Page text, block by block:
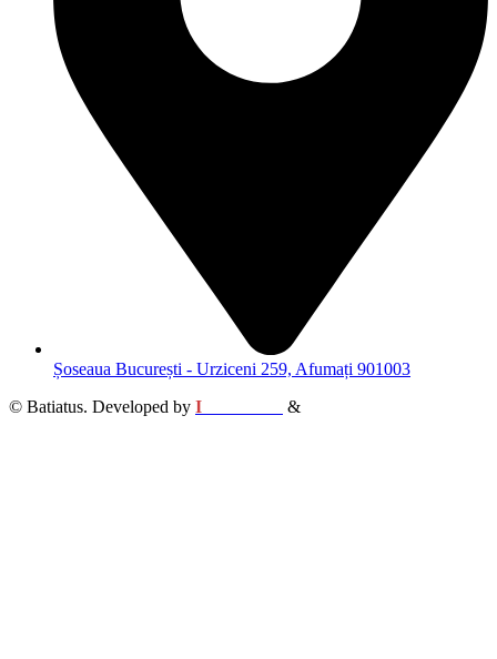
Șoseaua București - Urziceni 259, Afumați 901003
© Batiatus. Developed by I &